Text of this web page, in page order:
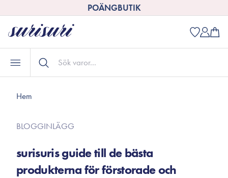
POÄNGBUTIK
Hem
BLOGGINLÄGG
surisuris guide till de bästa
produkterna för förstorade och